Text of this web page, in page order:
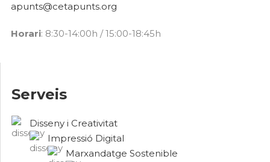
apunts@cetapunts.org
Horari: 8:30-14:00h / 15:00-18:45h
Serveis
Disseny i Creativitat
Impressió Digital
Marxandatge Sostenible